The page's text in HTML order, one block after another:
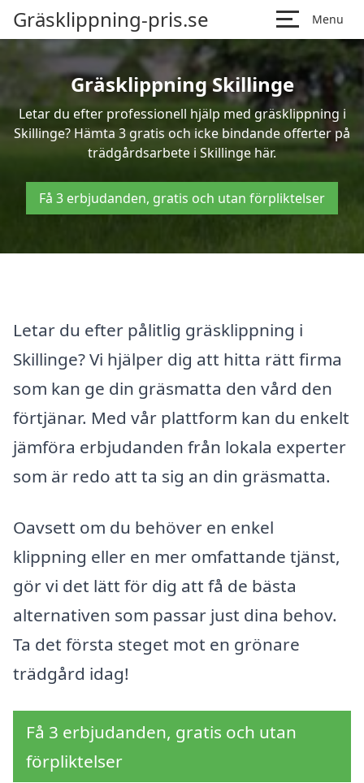
Gräsklippning-pris.se Menu
Gräsklippning Skillinge
Letar du efter professionell hjälp med gräsklippning i
Skillinge? Hämta 3 gratis och icke bindande offerter på
trädgårdsarbete i Skillinge här.
Få 3 erbjudanden, gratis och utan förpliktelser
Letar du efter pålitlig gräsklippning i
Skillinge? Vi hjälper dig att hitta rätt firma
som kan ge din gräsmatta den vård den
förtjänar. Med vår plattform kan du enkelt
jämföra erbjudanden från lokala experter
som är redo att ta sig an din gräsmatta.
Oavsett om du behöver en enkel
klippning eller en mer omfattande tjänst,
gör vi det lätt för dig att få de bästa
alternativen som passar just dina behov.
Ta det första steget mot en grönare
trädgård idag!
Få 3 erbjudanden, gratis och utan
förpliktelser